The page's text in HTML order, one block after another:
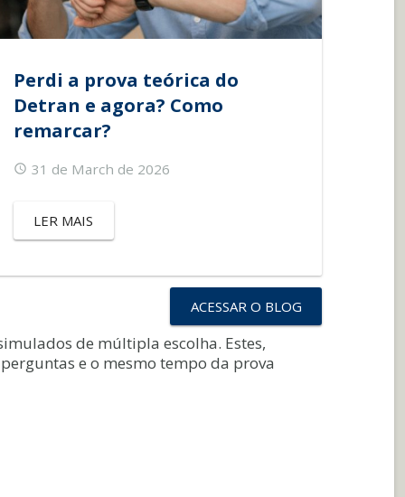
Perdi a prova teórica do
Detran e agora? Como
remarcar?
31 de March de 2026
LER MAIS
ACESSAR O BLOG
de múltipla escolha. Estes,
e o mesmo tempo da prova